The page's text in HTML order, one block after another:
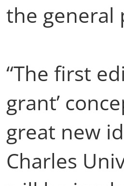
the general
“The first
grant’
great new
Charles